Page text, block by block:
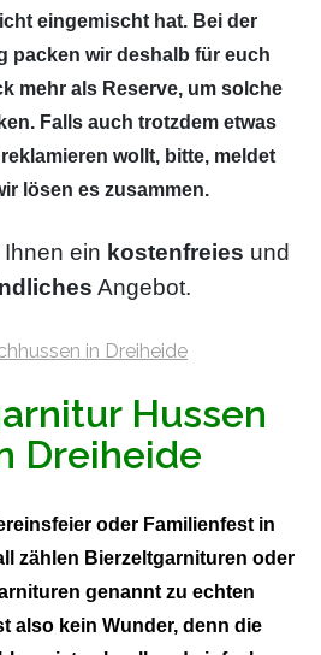
eingemischt hat. Bei der
packen wir deshalb für euch
mehr als Reserve, um solche
Falls auch trotzdem etwas
wollt, bitte, meldet
lösen es zusammen.
ein kostenfreies und
Angebot.
Hussen
Dreiheide
oder Familienfest in
zählen Bierzeltgarnituren oder
genannt zu echten
also kein Wunder, denn die